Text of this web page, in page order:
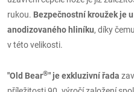
rukou. Bezpečnostní kroužek je
anodizovaného hliníku, díky
v této velikosti.
"Old Bear®" je exkluzivní řada